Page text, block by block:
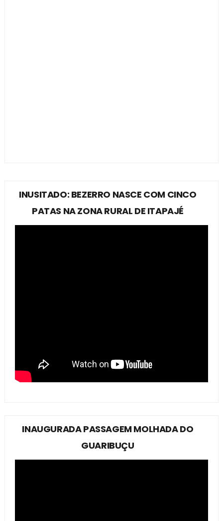
INUSITADO: BEZERRO NASCE COM CINCO
PATAS NA ZONA RURAL DE ITAPAJÉ
INAUGURADA PASSAGEM MOLHADA DO
GUARIBUÇU